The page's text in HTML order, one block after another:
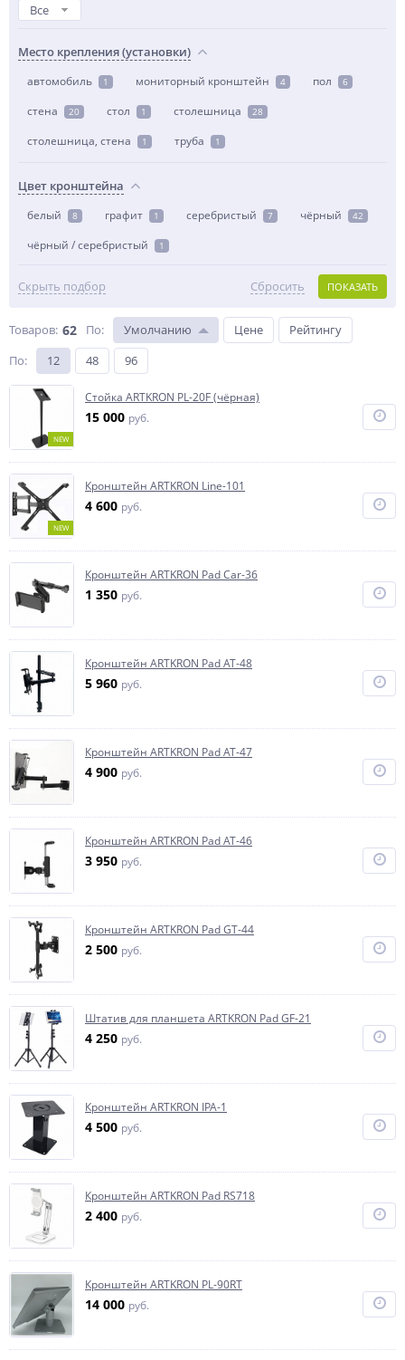
Все
Место крепления (установки)
автомобиль 1 мониторный кронштейн 4 пол 6
стена 20 стол 1 столешница 28
столешница, стена 1 труба 1
Цвет кронштейна
белый 8 графит 1 серебристый 7 чёрный 42
чёрный / серебристый 1
Скрыть подбор ПОКАЗАТЬ
Сбросить
Товаров: 62 По: Умолчанию Цене
Рейтингу
По: 12 48 96
NEW
Стойка ARTKRON PL-20F (чёрная)
15 000 руб.
NEW
Кронштейн ARTKRON Line-101
4 600 руб.
Кронштейн ARTKRON Pad Car-36
1 350 руб.
Кронштейн ARTKRON Pad AT-48
5 960 руб.
Кронштейн ARTKRON Pad AT-47
4 900 руб.
Кронштейн ARTKRON Pad AT-46
3 950 руб.
Кронштейн ARTKRON Pad GT-44
2 500 руб.
Штатив для планшета ARTKRON Pad GF-21
4 250 руб.
Кронштейн ARTKRON IPA-1
4 500 руб.
Кронштейн ARTKRON Pad RS718
2 400 руб.
Кронштейн ARTKRON PL-90RT
14 000 руб.